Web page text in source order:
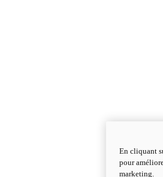
En cliquant
pour
marketing.